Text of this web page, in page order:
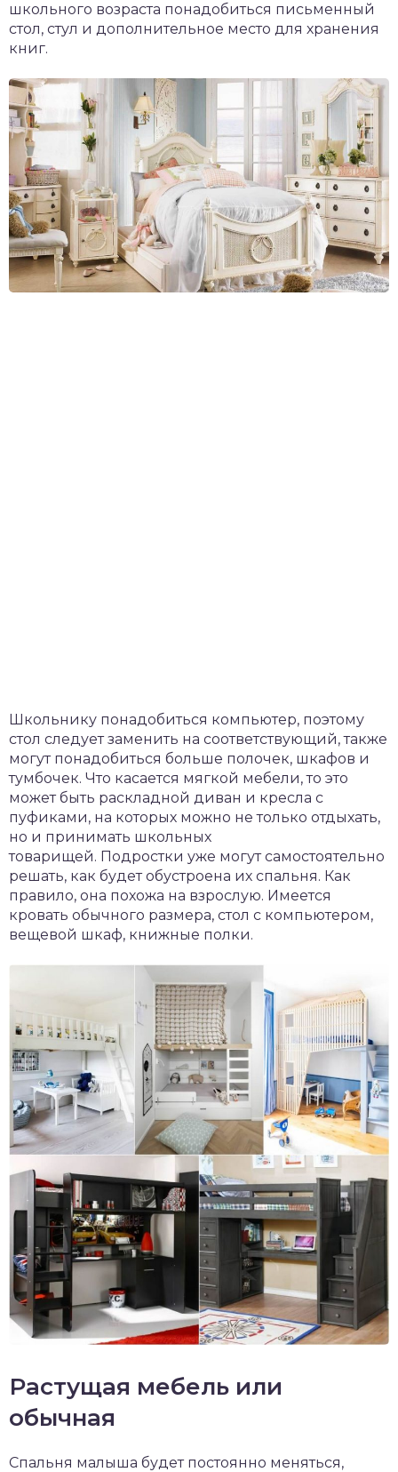
школьного возраста понадобиться письменный
стол, стул и дополнительное место для хранения
книг.
Школьнику понадобиться компьютер, поэтому
стол следует заменить на соответствующий, также
могут понадобиться больше полочек, шкафов и
тумбочек. Что касается мягкой мебели, то это
может быть раскладной диван и кресла с
пуфиками, на которых можно не только отдыхать,
но и принимать школьных
товарищей. Подростки уже могут самостоятельно
решать, как будет обустроена их спальня. Как
правило, она похожа на взрослую. Имеется
кровать обычного размера, стол с компьютером,
вещевой шкаф, книжные полки.
Растущая мебель или
обычная
Спальня малыша будет постоянно меняться,